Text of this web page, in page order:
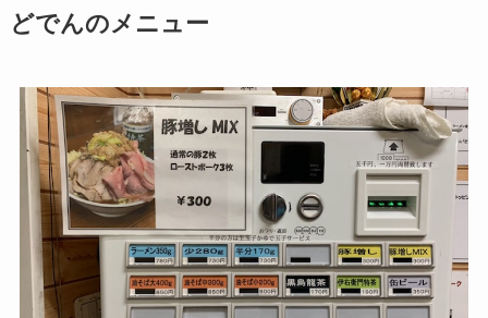
どでんのメニュー